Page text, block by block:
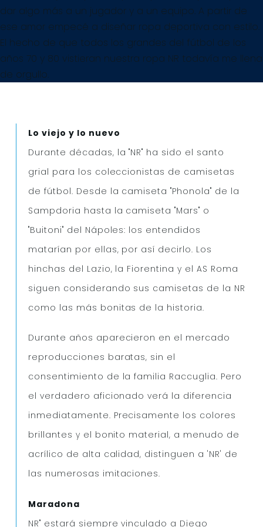
dar algo más a un jugador y a un equipo. A partir de
ese amor empecé a diseñar ropa deportiva con estilo.
El hecho de que todos los grandes del fútbol de los
años 70 y 80 vistieran nuestra ropa NR todavía me llena
de orgullo.
Lo viejo y lo nuevo
Durante décadas, la "NR" ha sido el santo
grial para los coleccionistas de camisetas
de fútbol. Desde la camiseta "Phonola" de la
Sampdoria hasta la camiseta "Mars" o
"Buitoni" del Nápoles: los entendidos
matarían por ellas, por así decirlo. Los
hinchas del Lazio, la Fiorentina y el AS Roma
siguen considerando sus camisetas de la NR
como las más bonitas de la historia.
Durante años aparecieron en el mercado
reproducciones baratas, sin el
consentimiento de la familia Raccuglia. Pero
el verdadero aficionado verá la diferencia
inmediatamente. Precisamente los colores
brillantes y el bonito material, a menudo de
acrílico de alta calidad, distinguen a 'NR' de
las numerosas imitaciones.
Maradona
NR" estará siempre vinculado a Diego